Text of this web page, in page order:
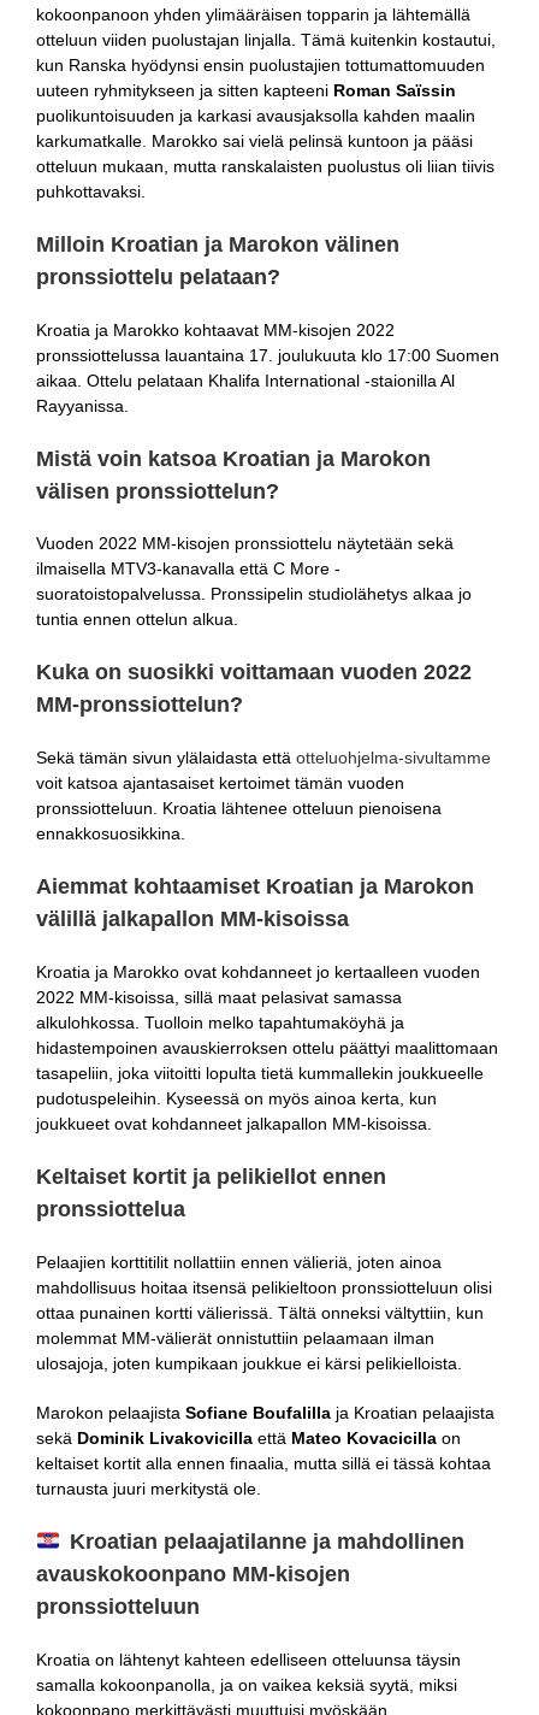
kokoonpanoon yhden ylimääräisen topparin ja lähtemällä
otteluun viiden puolustajan linjalla. Tämä kuitenkin kostautui,
kun Ranska hyödynsi ensin puolustajien tottumattomuuden
uuteen ryhmitykseen ja sitten kapteeni Roman Saïssin
puolikuntoisuuden ja karkasi avausjaksolla kahden maalin
karkumatkalle. Marokko sai vielä pelinsä kuntoon ja pääsi
otteluun mukaan, mutta ranskalaisten puolustus oli liian tiivis
puhkottavaksi.
Milloin Kroatian ja Marokon välinen
pronssiottelu pelataan?
Kroatia ja Marokko kohtaavat MM-kisojen 2022
pronssiottelussa lauantaina 17. joulukuuta klo 17:00 Suomen
aikaa. Ottelu pelataan Khalifa International -staionilla Al
Rayyanissa.
Mistä voin katsoa Kroatian ja Marokon
välisen pronssiottelun?
Vuoden 2022 MM-kisojen pronssiottelu näytetään sekä
ilmaisella MTV3-kanavalla että C More -
suoratoistopalvelussa. Pronssipelin studiolähetys alkaa jo
tuntia ennen ottelun alkua.
Kuka on suosikki voittamaan vuoden 2022
MM-pronssiottelun?
Sekä tämän sivun ylälaidasta että otteluohjelma-sivultamme
voit katsoa ajantasaiset kertoimet tämän vuoden
pronssiotteluun. Kroatia lähtenee otteluun pienoisena
ennakkosuosikkina.
Aiemmat kohtaamiset Kroatian ja Marokon
välillä jalkapallon MM-kisoissa
Kroatia ja Marokko ovat kohdanneet jo kertaalleen vuoden
2022 MM-kisoissa, sillä maat pelasivat samassa
alkulohkossa. Tuolloin melko tapahtumaköyhä ja
hidastempoinen avauskierroksen ottelu päättyi maalittomaan
tasapeliin, joka viitoitti lopulta tietä kummallekin joukkueelle
pudotuspeleihin. Kyseessä on myös ainoa kerta, kun
joukkueet ovat kohdanneet jalkapallon MM-kisoissa.
Keltaiset kortit ja pelikiellot ennen
pronssiottelua
Pelaajien korttitilit nollattiin ennen välieriä, joten ainoa
mahdollisuus hoitaa itsensä pelikieltoon pronssiotteluun olisi
ottaa punainen kortti välierissä. Tältä onneksi vältyttiin, kun
molemmat MM-välierät onnistuttiin pelaamaan ilman
ulosajoja, joten kumpikaan joukkue ei kärsi pelikielloista.
Marokon pelaajista Sofiane Boufalilla ja Kroatian pelaajista
sekä Dominik Livakovicilla että Mateo Kovacicilla on
keltaiset kortit alla ennen finaalia, mutta sillä ei tässä kohtaa
turnausta juuri merkitystä ole.
Kroatian pelaajatilanne ja mahdollinen
avauskokoonpano MM-kisojen
pronssiotteluun
Kroatia on lähtenyt kahteen edelliseen otteluunsa täysin
samalla kokoonpanolla, ja on vaikea keksiä syytä, miksi
kokoonpano merkittävästi muuttuisi myöskään